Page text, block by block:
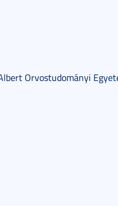
Orvostudományi